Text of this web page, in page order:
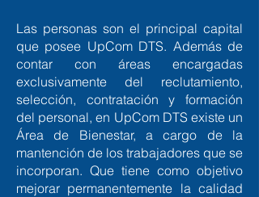
Las personas son el principal capital
que posee UpCom DTS. Además de
contar con áreas encargadas
exclusivamente del reclutamiento,
selección, contratación y formación
del personal, en UpCom DTS existe un
Área de Bienestar, a cargo de la
mantención de los trabajadores que se
incorporan. Que tiene como objetivo
mejorar permanentemente la calidad